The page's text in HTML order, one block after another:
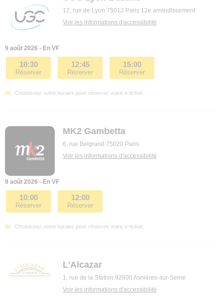
12, rue de Lyon 75012 Paris 12e arrondissement
Voir les informations d'accessibilité
9 août 2026 - En VF
10:30
Réserver
12:45
Réserver
15:00
Réserver
Choisissez votre horaire pour réserver votre e-ticket.
MK2 Gambetta
6, rue Belgrand 75020 Paris
Voir les informations d'accessibilité
9 août 2026 - En VF
10:00
Réserver
12:00
Réserver
Choisissez votre horaire pour réserver votre e-ticket.
L'Alcazar
1, rue de la Station 92600 Asnières-sur-Seine
Voir les informations d'accessibilité